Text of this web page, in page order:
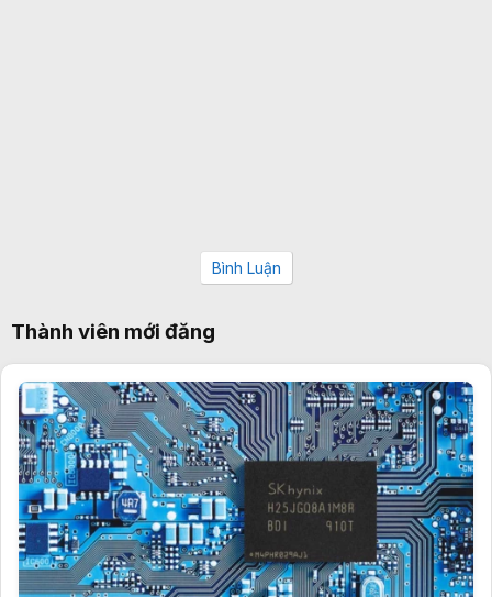
Bình Luận
Thành viên mới đăng